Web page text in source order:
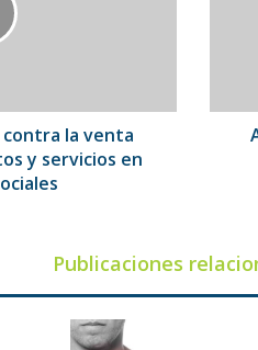
contra la venta
y servicios en
Publicaciones